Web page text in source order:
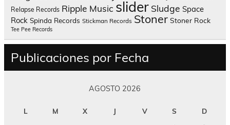
Relapse Records Ripple Music slider Sludge Space
Rock Spinda Records Stickman Records Stoner Stoner Rock
Tee Pee Records
Publicaciones por Fecha
AGOSTO 2026
L M X J V S D